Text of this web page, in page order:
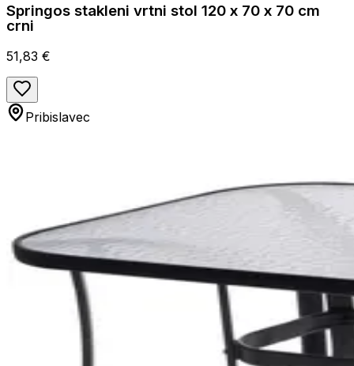
Springos stakleni vrtni stol 120 x 70 x 70 cm
crni
51,83 €
Pribislavec